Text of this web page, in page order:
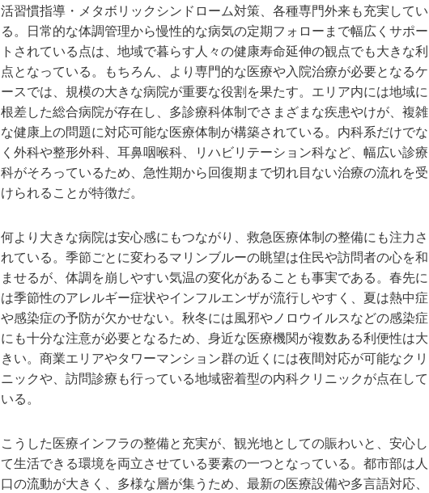
活習慣指導・メタボリックシンドローム対策、各種専門外来も充実してい
る。日常的な体調管理から慢性的な病気の定期フォローまで幅広くサポー
トされている点は、地域で暮らす人々の健康寿命延伸の観点でも大きな利
点となっている。もちろん、より専門的な医療や入院治療が必要となるケ
ースでは、規模の大きな病院が重要な役割を果たす。エリア内には地域に
根差した総合病院が存在し、多診療科体制でさまざまな疾患やけが、複雑
な健康上の問題に対応可能な医療体制が構築されている。内科系だけでな
く外科や整形外科、耳鼻咽喉科、リハビリテーション科など、幅広い診療
科がそろっているため、急性期から回復期まで切れ目ない治療の流れを受
けられることが特徴だ。
何より大きな病院は安心感にもつながり、救急医療体制の整備にも注力さ
れている。季節ごとに変わるマリンブルーの眺望は住民や訪問者の心を和
ませるが、体調を崩しやすい気温の変化があることも事実である。春先に
は季節性のアレルギー症状やインフルエンザが流行しやすく、夏は熱中症
や感染症の予防が欠かせない。秋冬には風邪やノロウイルスなどの感染症
にも十分な注意が必要となるため、身近な医療機関が複数ある利便性は大
きい。商業エリアやタワーマンション群の近くには夜間対応が可能なクリ
ニックや、訪問診療も行っている地域密着型の内科クリニックが点在して
いる。
こうした医療インフラの整備と充実が、観光地としての賑わいと、安心し
て生活できる環境を両立させている要素の一つとなっている。都市部は人
口の流動が大きく、多様な層が集うため、最新の医療設備や多言語対応、